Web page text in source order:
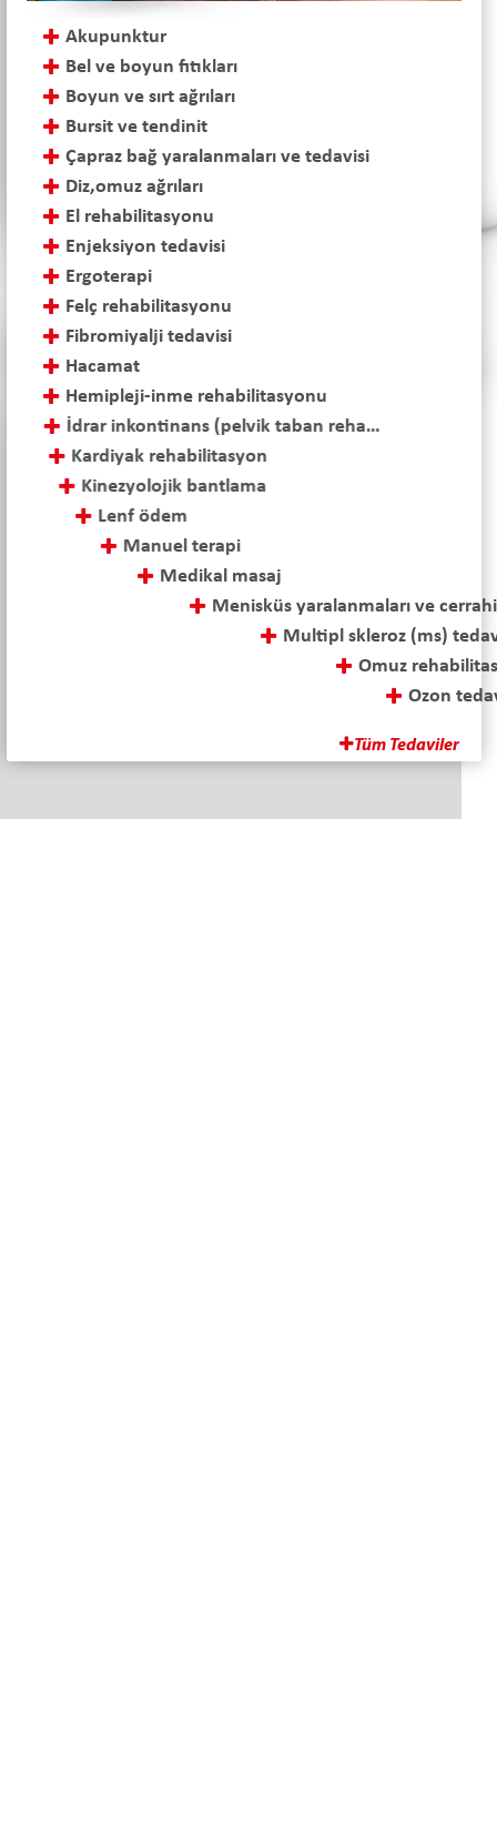
Akupunktur
Bel ve boyun fıtıkları
Boyun ve sırt ağrıları
Bursit ve tendinit
Çapraz bağ yaralanmaları ve tedavisi
Diz,omuz ağrıları
El rehabilitasyonu
Enjeksiyon tedavisi
Ergoterapi
Felç rehabilitasyonu
Fibromiyalji tedavisi
Hacamat
Hemipleji-inme rehabilitasyonu
İdrar inkontinans (pelvik taban rehabilitasyonu)
Kardiyak rehabilitasyon
Kinezyolojik bantlama
Lenf ödem
Manuel terapi
Medikal masaj
Menisküs yaralanmaları ve cerrahi sonrası tedavi
Multipl skleroz (ms) tedavisi
Tüm Tedaviler